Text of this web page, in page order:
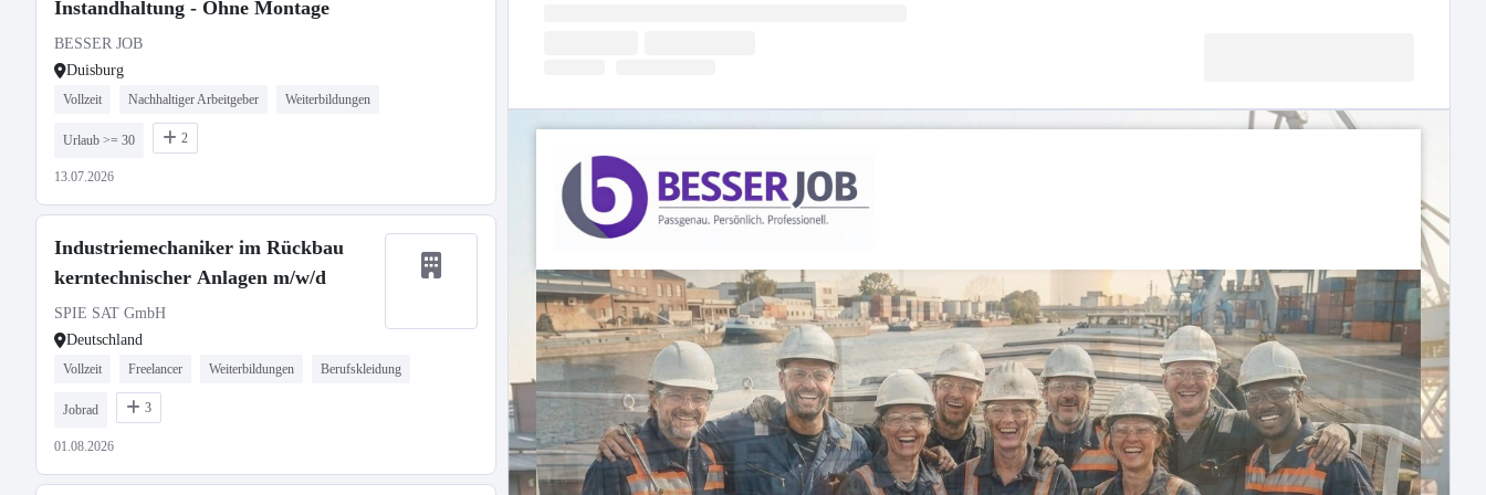
Instandhaltung - Ohne Montage
BESSER JOB
Duisburg
Vollzeit Nachhaltiger Arbeitgeber Weiterbildungen
Urlaub >= 30 2
13.07.2026
Industriemechaniker im Rückbau
kerntechnischer Anlagen m/w/d
SPIE SAT GmbH
Deutschland
Vollzeit Freelancer Weiterbildungen Berufskleidung
Jobrad 3
01.08.2026